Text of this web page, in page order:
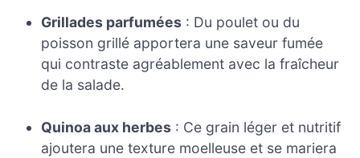
Grillades parfumées : Du poulet ou du
poisson grillé apportera une saveur fumée
qui contraste agréablement avec la fraîcheur
de la salade.
Quinoa aux herbes : Ce grain léger et nutritif
ajoutera une texture moelleuse et se mariera